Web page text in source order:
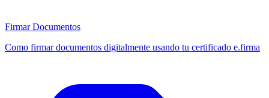
Firmar Documentos
Como firmar documentos digitalmente usando tu certificado e.firma